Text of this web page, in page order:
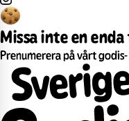
Missa inte en
Prenumerera på vårt